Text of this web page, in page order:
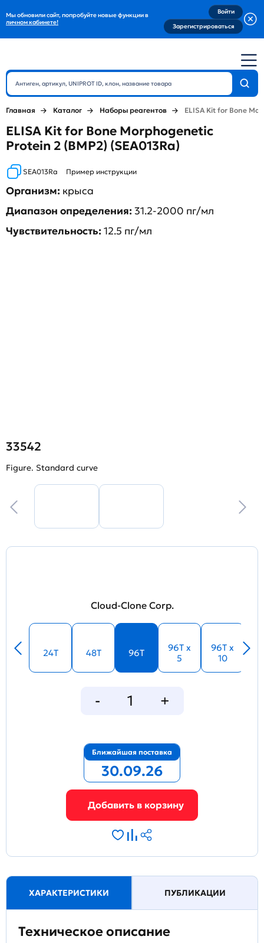
Мы обновили сайт, попробуйте новые функции в
личном кабинете!
Войти
Зарегистрироваться
Главная Каталог Наборы реагентов ELISA Kit for Bone
ELISA Kit for Bone Morphogenetic
Protein 2 (BMP2) (SEA013Ra)
SEA013Ra Пример инструкции
Организм: крыса
Диапазон определения:31.2-2000 пг/мл
Чувствительность:12.5 пг/мл
33542
Figure. Standard curve
Cloud-Clone Corp.
24T 48T 96T
96T x
5
96T x
10
Ближайшая поставка
30.09.26
ХАРАКТЕРИСТИКИ ПУБЛИКАЦИИ
Техническое описание